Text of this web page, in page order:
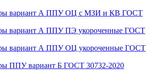
вариант А ППУ ОЦ с МЗИ и КВ ГОСТ
вариант А ППУ ПЭ укороченные ГОСТ
вариант А ППУ ОЦ укороченные ГОСТ
ППУ вариант Б ГОСТ 30732-2020